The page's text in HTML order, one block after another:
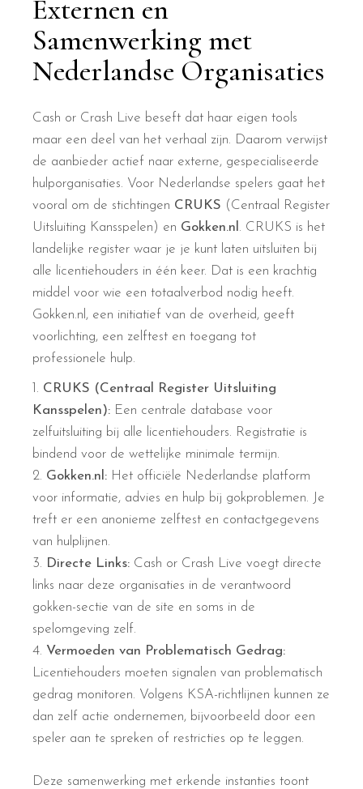
Externen en
Samenwerking met
Nederlandse Organisaties
Cash or Crash Live beseft dat haar eigen tools
maar een deel van het verhaal zijn. Daarom verwijst
de aanbieder actief naar externe, gespecialiseerde
hulporganisaties. Voor Nederlandse spelers gaat het
vooral om de stichtingen CRUKS (Centraal Register
Uitsluiting Kansspelen) en Gokken.nl . CRUKS is het
landelijke register waar je je kunt laten uitsluiten bij
alle licentiehouders in één keer. Dat is een krachtig
middel voor wie een totaalverbod nodig heeft.
Gokken.nl, een initiatief van de overheid, geeft
voorlichting, een zelftest en toegang tot
professionele hulp.
CRUKS (Centraal Register Uitsluiting
Kansspelen): Een centrale database voor
zelfuitsluiting bij alle licentiehouders. Registratie is
bindend voor de wettelijke minimale termijn.
Gokken.nl: Het officiële Nederlandse platform
voor informatie, advies en hulp bij gokproblemen. Je
treft er een anonieme zelftest en contactgegevens
van hulplijnen.
Directe Links: Cash or Crash Live voegt directe
links naar deze organisaties in de verantwoord
gokken-sectie van de site en soms in de
spelomgeving zelf.
Vermoeden van Problematisch Gedrag:
Licentiehouders moeten signalen van problematisch
gedrag monitoren. Volgens KSA-richtlijnen kunnen ze
dan zelf actie ondernemen, bijvoorbeeld door een
speler aan te spreken of restricties op te leggen.
Deze samenwerking met erkende instanties toont